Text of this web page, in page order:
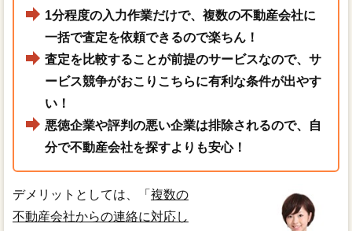
1分程度の入力作業だけで、複数の不動産会社に
一括で査定を依頼できるので楽ちん！
査定を比較することが前提のサービスなので、サ
ービス競争がおこりこちらに有利な条件が出やす
い！
悪徳企業や評判の悪い企業は排除されるので、自
分で不動産会社を探すよりも安心！
デメリットとしては、「 複数の
不動産会社からの連絡に対応し